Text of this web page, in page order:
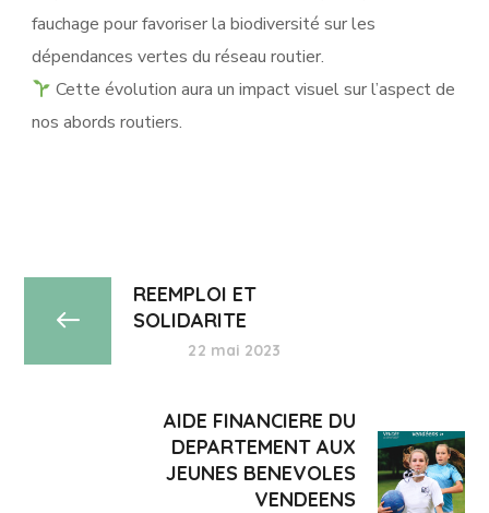
fauchage pour favoriser la biodiversité sur les
dépendances vertes du réseau routier.
Cette évolution aura un impact visuel sur l’aspect de
nos abords routiers.
REEMPLOI ET
SOLIDARITE
22 mai 2023
AIDE FINANCIERE DU
DEPARTEMENT AUX
JEUNES BENEVOLES
VENDEENS